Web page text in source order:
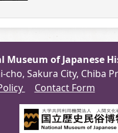
Museum of Japanese
cho, Sakura City, Chiba
Contact Form